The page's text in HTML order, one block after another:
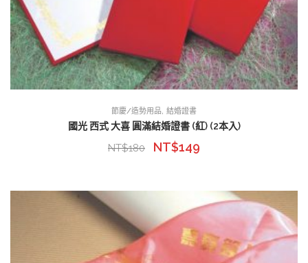
節慶/造勢用品 結婚證書
國光 西式 大喜 圓滿結婚證書 (紅) (2本入)
NT$180 NT$149